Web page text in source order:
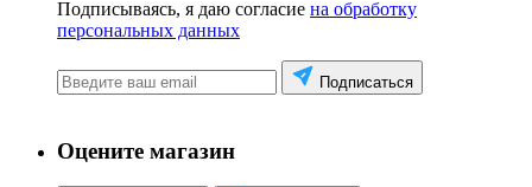
Подписываясь, я даю согласие на обработку
персональных данных
Подписаться
Оцените магазин